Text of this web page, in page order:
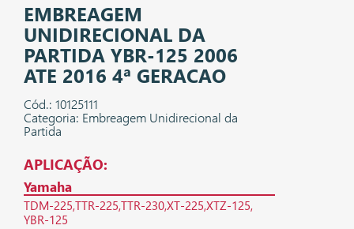
EMBREAGEM
UNIDIRECIONAL DA
PARTIDA YBR-125 2006
ATE 2016 4ª GERACAO
Cód.: 10125111
Categoria: Embreagem Unidirecional da
Partida
APLICAÇÃO:
Yamaha
TDM-225 TTR-225 TTR-230XT-225 XTZ-125
YBR-125